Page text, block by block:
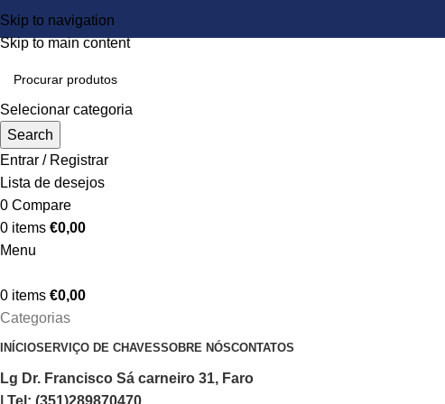
Skip to navigation
Skip to main content
Selecionar categoria
Search
Entrar / Registrar
Lista de desejos
0 Compare
0 items €0,00
Menu
0 items €0,00
Categorias
INÍCIOSERVIÇO DE CHAVESSOBRE NÓSCONTATOS
Lg Dr. Francisco Sá carneiro 31, Faro
| Tel: (351)289870470